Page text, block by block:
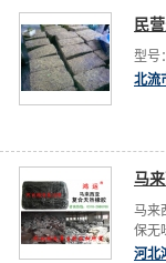
民
型号
北流
马
马来
保无
河北